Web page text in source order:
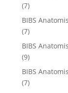
(7)
BIBS
(7)
BIBS
(9)
BIBS
(7)